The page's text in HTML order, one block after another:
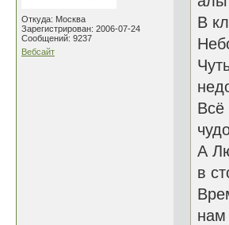
Откуда: Москва
Зарегистрирован: 2006-07-24
Сообщений: 9237
Вебсайт
В
Всё
А
в
нам